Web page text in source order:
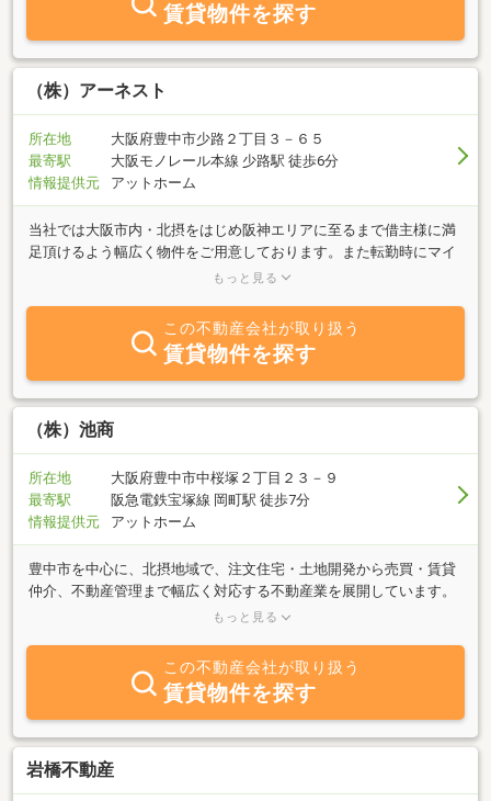
賃貸物件を探す
（株）アーネスト
所在地
大阪府豊中市少路２丁目３－６５
最寄駅
大阪モノレール本線 少路駅 徒歩6分
情報提供元
アットホーム
当社では大阪市内・北摂をはじめ阪神エリアに至るまで借主様に満
足頂けるよう幅広く物件をご用意しております。また転勤時にマイ
ホームの賃貸斡旋をお手伝いするリロケーションシステム、マンシ
オーナー様からも絶大な信頼を得ています。安心・信頼のおける住
宅をあなたに。アーネストは皆様にやすらぎを提供し続けていま
もっと見る
この不動産会社が取り扱う
賃貸物件を探す
（株）池商
所在地
大阪府豊中市中桜塚２丁目２３－９
最寄駅
阪急電鉄宝塚線 岡町駅 徒歩7分
情報提供元
アットホーム
豊中市を中心に、北摂地域で、注文住宅・土地開発から売買・賃貸
仲介、不動産管理まで幅広く対応する不動産業を展開しています。
当社では、不動産査定サービスや相続診断サービスも提供してお
す。お客様の立場に立ち、丁寧で親身な対応を心がけ、どんな些細
なご要望にも迅速に対応いたします。お客様との信頼関係を第一
に、最良の取引を実現するために全力でサポートいたします。
もっと見る
この不動産会社が取り扱う
賃貸物件を探す
岩橋不動産